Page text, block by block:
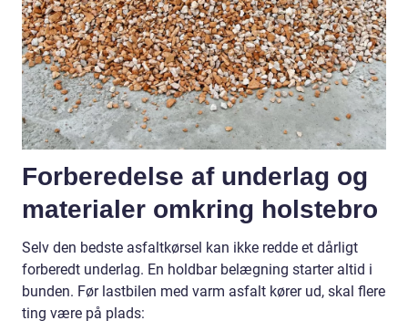
Forberedelse af underlag og
materialer omkring holstebro
Selv den bedste asfaltkørsel kan ikke redde et dårligt
forberedt underlag. En holdbar belægning starter altid i
bunden. Før lastbilen med varm asfalt kører ud, skal flere
ting være på plads: